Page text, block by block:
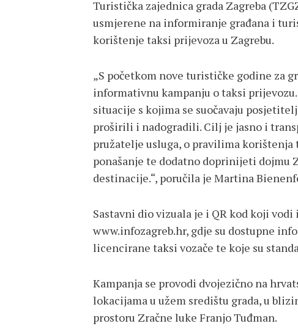
Turistička zajednica grada Zagreba
usmjerene na informiranje građana i
korištenje taksi prijevoza u Zagrebu.
„S početkom nove turističke godine za
informativnu kampanju o taksi
situacije s kojima se suočavaju
proširili i nadogradili. Cilj je jasno i
pružatelje usluga, o pravilima
ponašanje te dodatno doprinijeti dojmu
destinacije.“, poručila je Martina
Sastavni dio vizuala je i QR kod koji
www.infozagreb.hr, gdje su dostupne
licencirane taksi vozače te koje su
Kampanja se provodi dvojezično na
lokacijama u užem središtu grada, u
prostoru Zračne luke Franjo Tuđman.